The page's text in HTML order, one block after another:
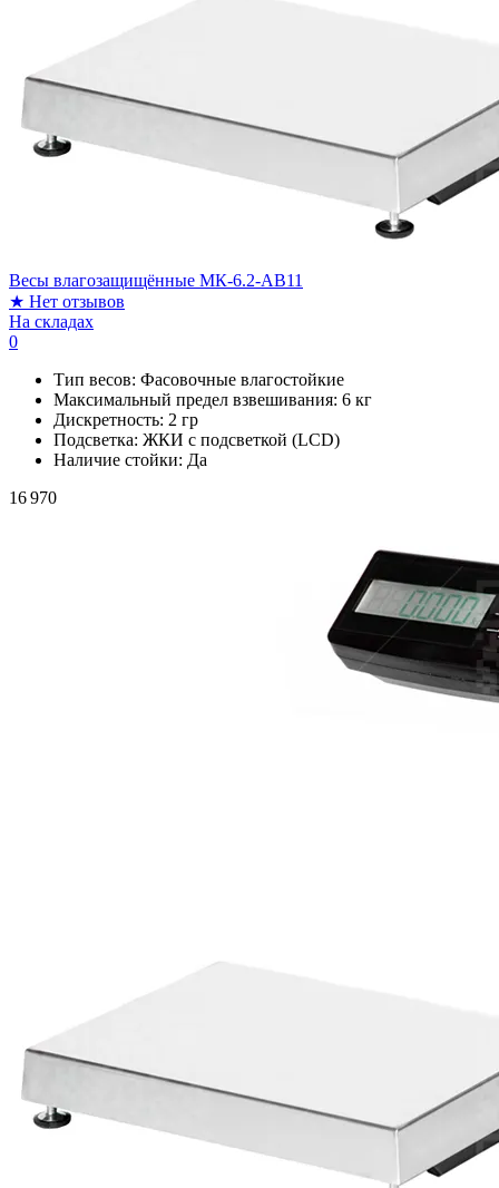
Весы влагозащищённые МК-6.2-AB11
★ Нет отзывов
На складах
0
Тип весов: Фасовочные влагостойкие
Максимальный предел взвешивания: 6 кг
Дискретность: 2 гр
Подсветка: ЖКИ с подсветкой (LCD)
Наличие стойки: Да
16 970